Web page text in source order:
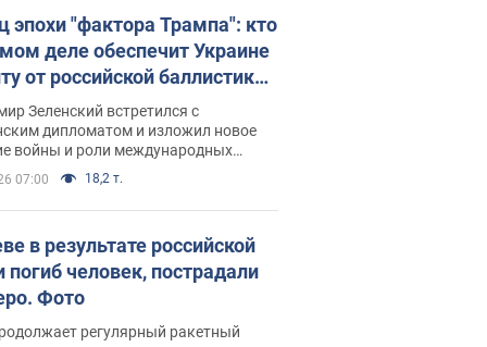
эпохи "фактора Трампа": кто
деле обеспечит Украине
от российской баллистики.
с Безсмертным
Зеленский встретился с
дипломатом и изложил новое
войны и роли международных
в борьбе с Россией
07:00 18,2 т.
в результате российской
погиб человек, пострадали
Фото
регулярный ракетный